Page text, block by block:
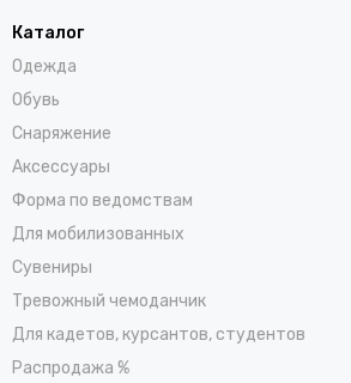
Каталог
Одежда
Обувь
Снаряжение
Аксессуары
Форма по ведомствам
Для мобилизованных
Сувениры
Тревожный чемоданчик
Для кадетов, курсантов, студентов
Распродажа %